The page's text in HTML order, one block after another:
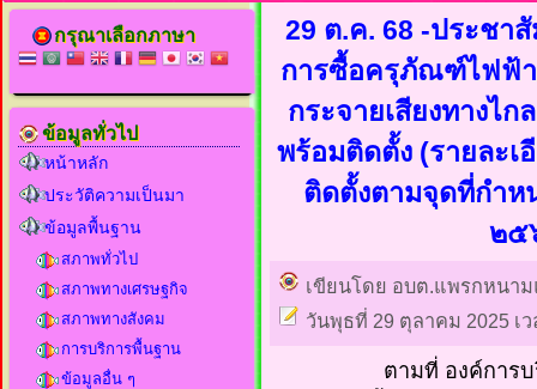
29 ต.ค. 68 -ประชา
การซื้อครุภัณฑ์ไฟฟ้า
กระจายเสียงทางไ
พร้อมติดตั้ง (รายละ
ติดตั้งตามจุดที่กำห
๒๕
เขียนโดย อบต.แพรกหนา
วันพุธที่ 29 ตุลาคม 2025 เว
ตามที่ องค์การบริหา
กรุณาเลือกภาษา
ข้อมูลทั่วไป
หน้าหลัก
ประวัติความเป็นมา
ข้อมูลพื้นฐาน
สภาพทั่วไป
สภาพทางเศรษฐกิจ
สภาพทางสังคม
การบริการพื้นฐาน
ข้อมูลอื่น ๆ